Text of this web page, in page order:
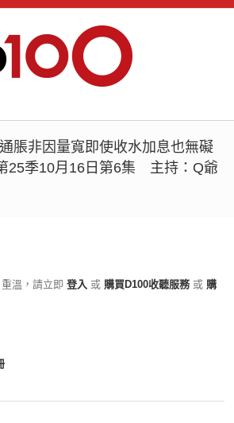
脹非因量寬即使收水加息也無礙
25季10月16日第6集 主持：Q爺
溫，請立即 登入 或 購買D100收聽服務 或 購